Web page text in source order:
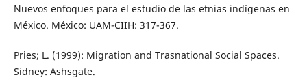
Nuevos enfoques para el estudio de las etnias indígenas en
México. México: UAM-CIIH: 317-367.
Pries; L. (1999): Migration and Trasnational Social Spaces.
Sidney: Ashsgate.